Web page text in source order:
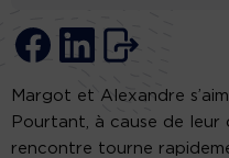
Margot et Alexandre
Pourtant, à cause de leur
rencontre tourne